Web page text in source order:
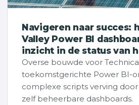
Navigeren naar succes:
Valley Power BI
inzicht in de status van
Overse bouwde voor
toekomstgerichte Power BI-
complexe scripts verving
zelf beheerbare dashboards.